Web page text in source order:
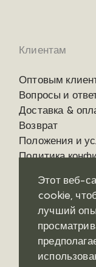
Клиентам
Оптовым
Вопросы и
Доставка &
Возврат
Положения и
Политика
Контакты
Где купить?
Этот веб-
cookie,
лучший